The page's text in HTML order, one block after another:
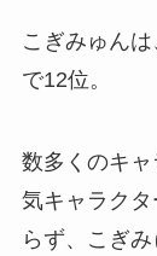
こぎみゅん
で12位。
数多くのキ
気キャラク
らず、こぎ